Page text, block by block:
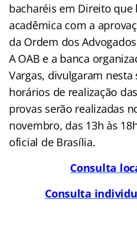
bacharéis em Direito
acadêmica com a
da Ordem dos
A OAB e a banca
Vargas, divulgaram
horários de realização
provas serão realizadas
novembro, das 13h às
oficial de Brasília.
Consulta
Consulta